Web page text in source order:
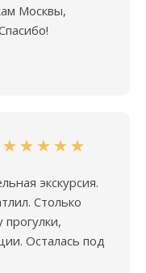
Москвы,
экскурсия.
Столько
Осталась под